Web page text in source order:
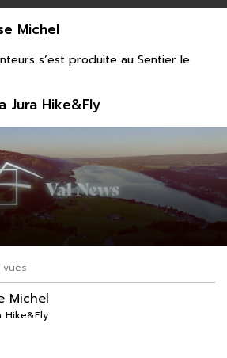
vues
Michel
Hike&Fly
Michel
s’est produite au Sentier le
Jura Hike&Fly